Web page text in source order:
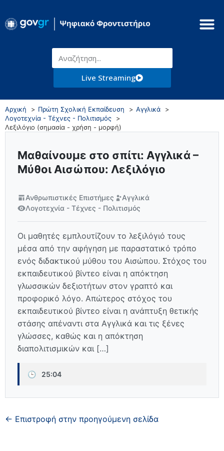
Live Streaming
Αρχική Πρώτη Σχολική Εκπαίδευση
Αγγλικά
Λογοτεχνία - Τέχνες - Πολιτισμός
Λεξιλόγιο (σημασία - χρήση - μορφή)
Μαθαίνουμε στο σπίτι: Αγγλικά –
Μύθοι Αισώπου: Λεξιλόγιο
Ανθρωπιστικές Επιστήμες
Αγγλικά
Λογοτεχνία - Τέχνες - Πολιτισμός
Οι μαθητές εμπλουτίζουν το λεξιλόγιό τους
μέσα από την αφήγηση με παραστατικό τρόπο
ενός διδακτικού μύθου του Αισώπου. Στόχος του
εκπαιδευτικού βίντεο είναι η απόκτηση
γλωσσικών δεξιοτήτων στον γραπτό και
προφορικό λόγο. Απώτερος στόχος του
εκπαιδευτικού βίντεο είναι η ανάπτυξη θετικής
στάσης απέναντι στα Αγγλικά και τις ξένες
γλώσσες, καθώς και η απόκτηση
διαπολιτισμικών και […]
🕒 25:04
← Επιστροφή στην προηγούμενη σελίδα